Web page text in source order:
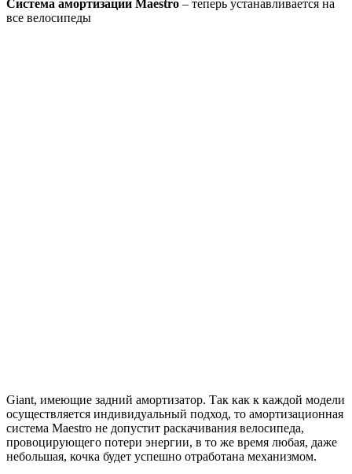
Система амортизации Maestro – теперь устанавливается на
все велосипеды
Giant, имеющие задний амортизатор. Так как к каждой модели
осуществляется индивидуальный подход, то амортизационная
система Maestro не допустит раскачивания велосипеда,
провоцирующего потери энергии, в то же время любая, даже
небольшая, кочка будет успешно отработана механизмом.